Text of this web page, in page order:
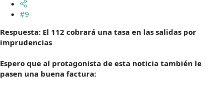
#9
Respuesta: El 112 cobrará una tasa en las salidas por
imprudencias
Espero que al protagonista de esta noticia también le
pasen una buena factura: